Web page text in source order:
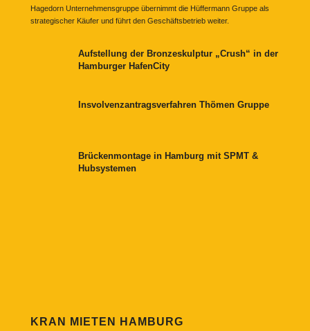
Hagedorn Unternehmensgruppe übernimmt die Hüffermann Gruppe als
strategischer Käufer und führt den Geschäftsbetrieb weiter.
Aufstellung der Bronzeskulptur „Crush“ in der
Hamburger HafenCity
Insvolvenzantragsverfahren Thömen Gruppe
Brückenmontage in Hamburg mit SPMT &
Hubsystemen
KRAN MIETEN HAMBURG